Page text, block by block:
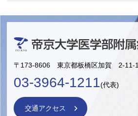
〒173-8606 東京都板橋区加賀 2-11-1
03-3964-1211(代表)
交通アクセス